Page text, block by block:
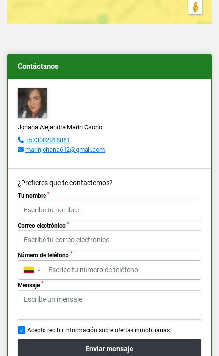
Contáctanos
Johana Alejandra Marín Osorio
+573002016851
marinjohana612@gmail.com
¿Prefieres que te contactemos?
Tu nombre *
Correo electrónico *
Número de teléfono *
▼
Mensaje *
Acepto recibir información sobre ofertas inmobiliarias
Enviar mensaje